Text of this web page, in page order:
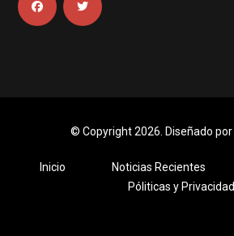
© Copyright 2026. Diseñado por
Inicio Noticias Recientes
Póliticas y Privacidad